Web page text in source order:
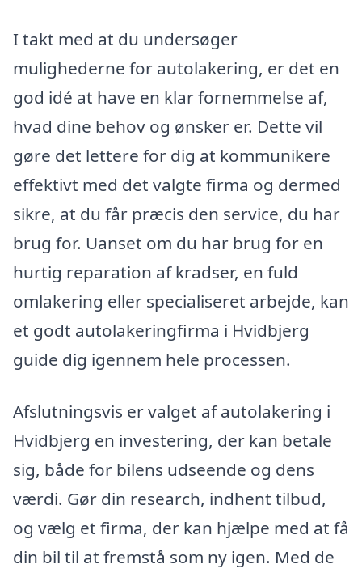
I takt med at du undersøger
mulighederne for autolakering, er det en
god idé at have en klar fornemmelse af,
hvad dine behov og ønsker er. Dette vil
gøre det lettere for dig at kommunikere
effektivt med det valgte firma og dermed
sikre, at du får præcis den service, du har
brug for. Uanset om du har brug for en
hurtig reparation af kradser, en fuld
omlakering eller specialiseret arbejde, kan
et godt autolakeringfirma i Hvidbjerg
guide dig igennem hele processen.
Afslutningsvis er valget af autolakering i
Hvidbjerg en investering, der kan betale
sig, både for bilens udseende og dens
værdi. Gør din research, indhent tilbud,
og vælg et firma, der kan hjælpe med at få
din bil til at fremstå som ny igen. Med de